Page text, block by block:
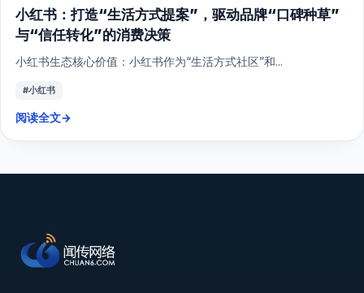
小红书：打造“生活方式提案”，驱动品牌“口碑种草”
与“信任转化”的消费决策
小红书生态核心价值：小红书作为“生活方式社区”和...
#小红书
阅读全文→